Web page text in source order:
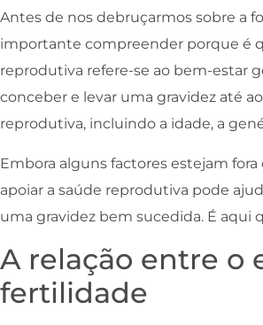
Antes de nos debruçarmos sobre a
importante compreender porque é
reprodutiva refere-se ao bem-estar
conceber e levar uma gravidez até
reprodutiva, incluindo a idade, a
Embora alguns factores estejam
apoiar a saúde reprodutiva pode
uma gravidez bem sucedida. É aqui
A relação entre o
fertilidade